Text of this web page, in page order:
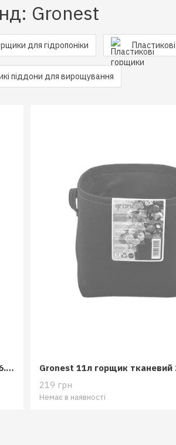
Gronest
для гідропоніки
піддони для вирощування
Gronest 19л горщик тканевий 26.5x26.5x27
Gronest 11л горщик тканевий
219 грн
Немає в наявності